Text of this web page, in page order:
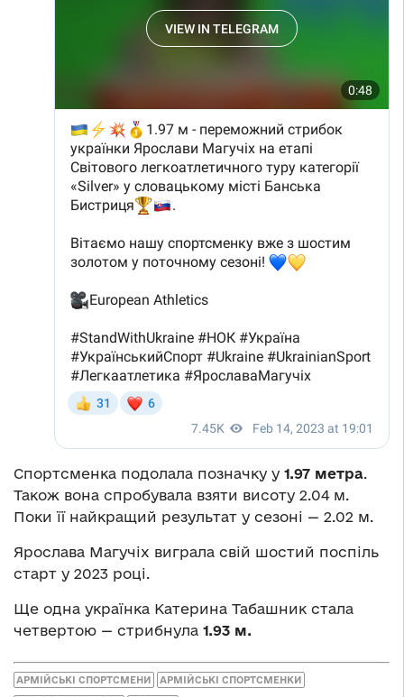
Спортсменка подолала позначку у 1.97 метра.
Також вона спробувала взяти висоту 2.04 м.
Поки її найкращий результат у сезоні — 2.02 м.
Ярослава Магучіх виграла свій шостий поспіль
старт у 2023 році.
Ще одна українка Катерина Табашник стала
четвертою — стрибнула 1.93 м.
АРМІЙСЬКІ СПОРТСМЕНИ АРМІЙСЬКІ СПОРТСМЕНКИ